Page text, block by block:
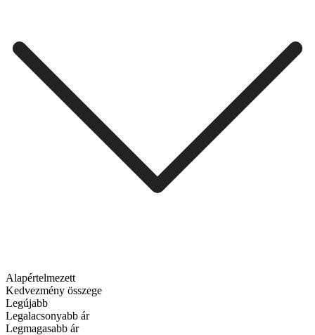
Alapértelmezett
Kedvezmény összege
Legújabb
Legalacsonyabb ár
Legmagasabb ár